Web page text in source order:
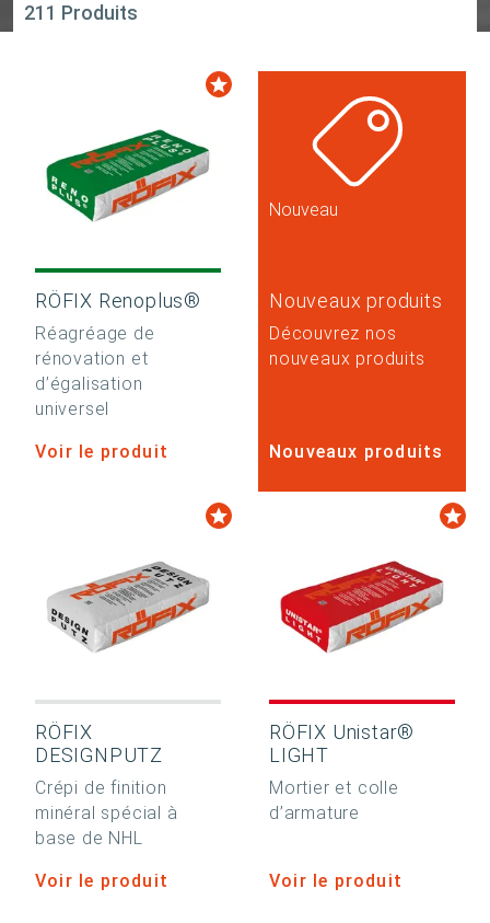
211 Produits
RÖFIX Renoplus®
Réagréage de
rénovation et
d’égalisation
universel
Voir le produit
Nouveau
Nouveaux produits
Découvrez nos
nouveaux produits
Nouveaux produits
RÖFIX
DESIGNPUTZ
Crépi de finition
minéral spécial à
base de NHL
Voir le produit
RÖFIX Unistar®
LIGHT
Mortier et colle
d’armature
Voir le produit